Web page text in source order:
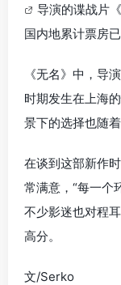
导演的谍战片《
国内地累计票房已
《无名》中，导
时期发生在上海
景下的选择也随
在谈到这部新作
常满意，“每一个
不少影迷也对程
高分。
文/Serko